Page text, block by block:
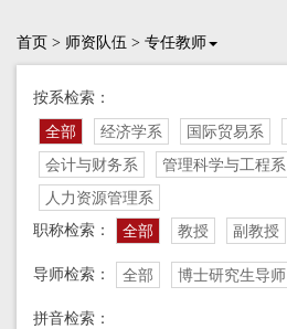
首页 > 师资队伍 > 专任教师
按系检索：
全部 经济学系 国际贸易系
会计与财务系
管理科学与工程系
人力资源管理系
职称检索：
全部 教授 副教授
导师检索： 全部 博士研究生导师
拼音检索：